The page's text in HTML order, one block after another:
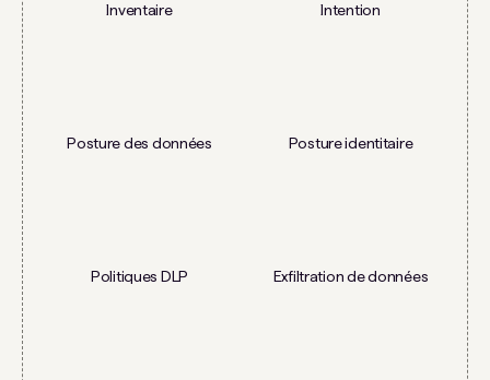
Inventaire Intention
Posture des données Posture identitaire
Politiques DLP Exfiltration de données